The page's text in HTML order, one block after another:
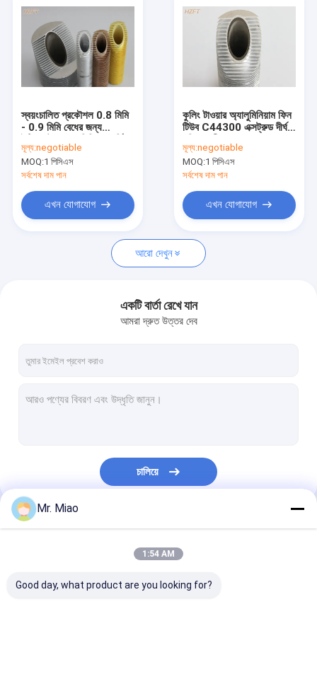
আমাদের সম্পর্কে
কারখানা ভ্রমণ
যোগাযোগ করুন
স্টেইনলেস স্টিল ফিন্ড টিউব
ফিনড টিউব কয়েলস
ফিন কয়েল তাপ এক্সচেঞ্জার
স্বয়ংচালিত প্রকৌশল 0.8 মিমি
- 0.9 মিমি বেধের জন্য
ফিন্ড টিউব
মূল্য:negotiable
MOQ:1 পিসিএস
সর্বশেষ দাম পান
এখন যোগাযোগ
কুলিং টাওয়ার অ্যালুমিনিয়াম ফিন
টিউব C44300 এক্সট্রুড দীর্ঘ
মূল্য:negotiable
MOQ:1 পিসিএস
সর্বশেষ দাম পান
এখন যোগাযোগ
আরো দেখুন
একটি বার্তা রেখে যান
আমরা দ্রুত উত্তর দেব
চালিয়ে
আমাদের বিভাগসমূহ
Mr. Miao
1:54 AM
Good day, what product are you looking for?